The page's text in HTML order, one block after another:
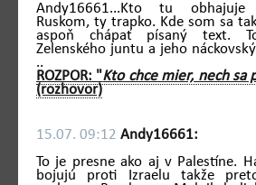
Andy16661...Kto tu
Ruskom, ty trapko. Kde som sa
aspoň chápať písaný text.
Zelenského juntu a jeho
..
ROZPOR: "Kto chce mier, nech sa
(rozhovor)
15.07. 09:12 Andy16661:
To je presne ako aj v Palestíne.
bojujú proti Izraelu takže